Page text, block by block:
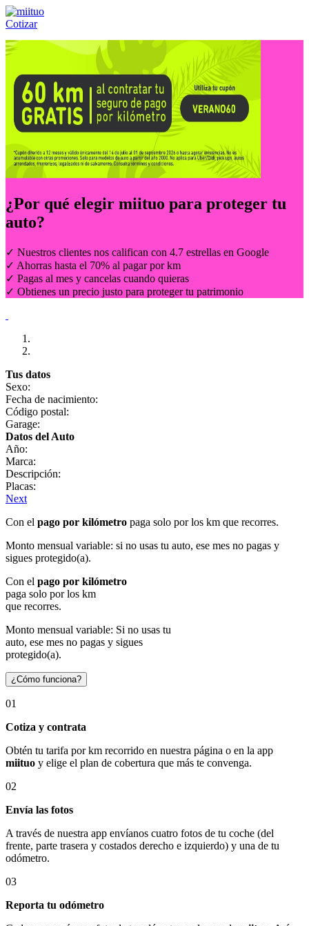
Cotizar
Llámanos al:(55) 84-21-05-00 ó
¿Por qué elegir miituo para proteger tu
auto?
✓ Nuestros clientes nos califican con 4.7 estrellas en Google
✓ Ahorras hasta el 70% al pagar por km
✓ Pagas al mes y cancelas cuando quieras
✓ Obtienes un precio justo para proteger tu patrimonio
Tus datos
Sexo:
Fecha de nacimiento:
Código postal:
Garage:
Datos del Auto
Año:
Marca:
Descripción:
Placas:
Next
Con el pago por kilómetro paga solo por los km que recorres.
Monto mensual variable: si no usas tu auto, ese mes no pagas y
sigues protegido(a).
Con el pago por kilómetro
paga solo por los km
que recorres.
Monto mensual variable: Si no usas tu
auto, ese mes no pagas y sigues
protegido(a).
¿Cómo funciona?
01
Cotiza y contrata
Obtén tu tarifa por km recorrido en nuestra página o en la app
miituo y elige el plan de cobertura que más te convenga.
02
Envía las fotos
A través de nuestra app envíanos cuatro fotos de tu coche (del
frente, parte trasera y costados derecho e izquierdo) y una de tu
odómetro.
03
Reporta tu odómetro